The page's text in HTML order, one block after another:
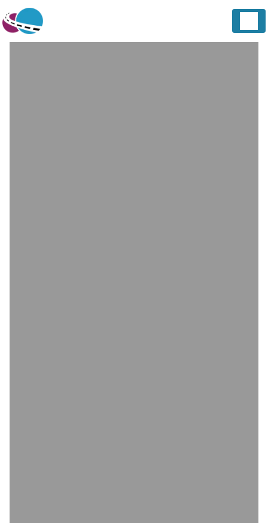
Panneau de gestion des cookies